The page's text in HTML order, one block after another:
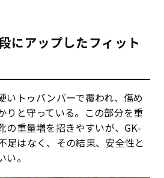
にアップしたフィット
いトゥバンバーで覆われ、傷め
りと守っている。この部分を重
の重量増を招きやすいが、GK-
足はなく、その結果、安全性と
。